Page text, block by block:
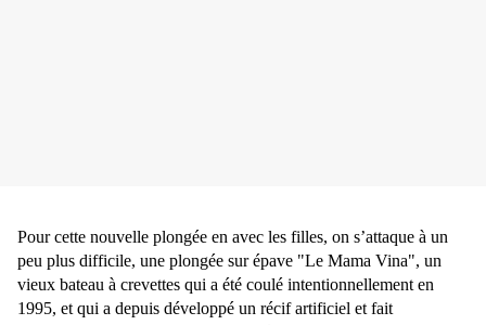
Pour cette nouvelle plongée en avec les filles, on s’attaque à un
peu plus difficile, une plongée sur épave "Le Mama Vina", un
vieux bateau à crevettes qui a été coulé intentionnellement en
1995, et qui a depuis développé un récif artificiel et fait